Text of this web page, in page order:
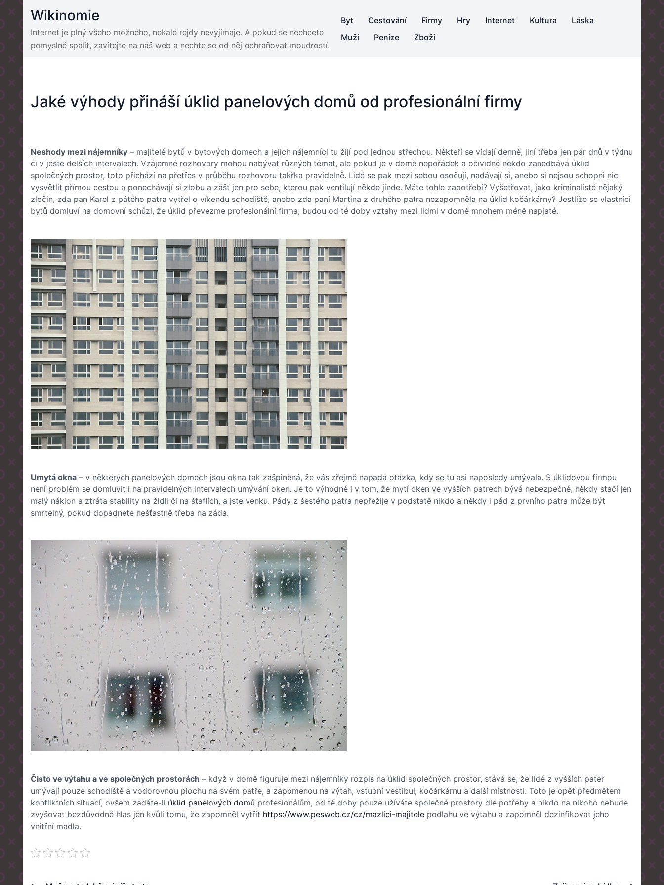
content
Wikinomie
Internet je plný všeho možného, nekalé rejdy nevyjímaje. A pokud se nechcete
pomyslně spálit, zavítejte na náš web a nechte se od něj ochraňovat moudrostí.
Byt Cestování Firmy Hry Internet Kultura
Láska
Muži
Peníze Zboží
Jaké výhody přináší úklid panelových domů od profesionální firmy
Neshody mezi nájemníky – majitelé bytů v bytových domech a jejich nájemníci tu žijí pod jednou střechou. Někteří se vídají denně, jiní třeba jen pár dnů v týdnu
či v ještě delších intervalech. Vzájemné rozhovory mohou nabývat různých témat, ale pokud je v domě nepořádek a očividně někdo zanedbává úklid
společných prostor, toto přichází na přetřes v průběhu rozhovoru takřka pravidelně. Lidé se pak mezi sebou osočují, nadávají si, anebo si nejsou schopni nic
vysvětlit přímou cestou a ponechávají si zlobu a zášť jen pro sebe, kterou pak ventilují někde jinde. Máte tohle zapotřebí? Vyšetřovat, jako kriminalisté nějaký
zločin, zda pan Karel z pátého patra vytřel o víkendu schodiště, anebo zda paní Martina z druhého patra nezapomněla na úklid kočárkárny? Jestliže se vlastníci
bytů domluví na domovní schůzi, že úklid převezme profesionální firma, budou od té doby vztahy mezi lidmi v domě mnohem méně napjaté.
Umytá okna – v některých panelových domech jsou okna tak zašpiněná, že vás zřejmě napadá otázka, kdy se tu asi naposledy umývala. S úklidovou firmou
není problém se domluvit i na pravidelných intervalech umývání oken. Je to výhodné i v tom, že mytí oken ve vyšších patrech bývá nebezpečné, někdy stačí jen
malý náklon a ztráta stability na židli či na štaflích, a jste venku. Pády z šestého patra nepřežije v podstatě nikdo a někdy i pád z prvního patra může být
smrtelný, pokud dopadnete nešťastně třeba na záda.
Čisto ve výtahu a ve společných prostorách – když v domě figuruje mezi nájemníky rozpis na úklid společných prostor, stává se, že lidé z vyšších pater
umývají pouze schodiště a vodorovnou plochu na svém patře, a zapomenou na výtah, vstupní vestibul, kočárkárnu a další místnosti. Toto je opět předmětem
konfliktních situací, ovšem zadáte-li úklid panelových domů profesionálům, od té doby pouze užíváte společné prostory dle potřeby a nikdo na nikoho nebude
zvyšovat bezdůvodně hlas jen kvůli tomu, že zapomněl vytřít https://www.pesweb.cz/cz/mazlici-majitele podlahu ve výtahu a zapomněl dezinfikovat jeho
vnitřní madla.